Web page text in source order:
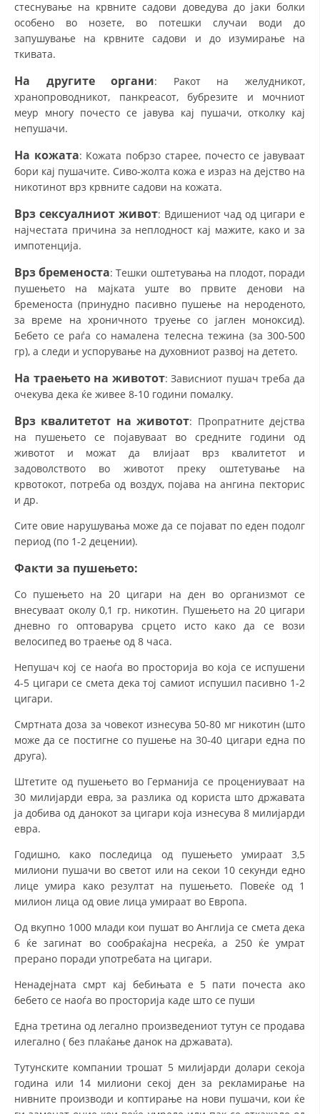
стеснување на крвните садови доведува до јаки болки
особено во нозете, во потешки случаи води до
запушување на крвните садови и до изумирање на
ткивата.
На другите органи: Ракот на желудникот,
хранопроводникот, панкреасот, бубрезите и мочниот
меур многу почесто се јавува кај пушачи, отколку кај
непушачи.
На кожата: Кожата побрзо старее, почесто се јавуваат
бори кај пушачите. Сиво-жолта кожа е израз на дејство на
никотинот врз крвните садови на кожата.
Врз сексуалниот живот: Вдишениот чад од цигари е
најчестата причина за неплодност кај мажите, како и за
импотенција.
Врз бременоста: Тешки оштетувања на плодот, поради
пушењето на мајката уште во првите денови на
бременоста (принудно пасивно пушење на нероденото,
за време на хроничното труење со јаглен моноксид).
Бебето се раѓа со намалена телесна тежина (за 300-500
гр), а следи и успорување на духовниот развој на детето.
На траењето на животот: Зависниот пушач треба да
очекува дека ќе живее 8-10 години помалку.
Врз квалитетот на животот: Пропратните дејства
на пушењето се појавуваат во средните години од
животот и можат да влијаат врз квалитетот и
задоволството во животот преку оштетување на
крвотокот, потреба од воздух, појава на ангина пекторис
и др.
Сите овие нарушувања може да се појават по еден подолг
период (по 1-2 децении).
Факти за пушењето:
Со пушењето на 20 цигари на ден во организмот се
внесуваат околу 0,1 гр. никотин. Пушењето на 20 цигари
дневно го оптоварува срцето исто како да се вози
велосипед во траење од 8 часа.
Непушач кој се наоѓа во просторија во која се испушени
4-5 цигари се смета дека тој самиот испушил пасивно 1-2
цигари.
Смртната доза за човекот изнесува 50-80 мг никотин (што
може да се постигне со пушење на 30-40 цигари една по
друга).
Штетите од пушењето во Германија се процениуваат на
30 милијарди евра, за разлика од користа што државата
ја добива од данокот за цигари која изнесува 8 милијарди
евра.
Годишно, како последица од пушењето умираат 3,5
милиони пушачи во светот или на секои 10 секунди едно
лице умира како резултат на пушењето. Повеќе од 1
милион лица од овие лица умираат во Европа.
Од вкупно 1000 млади кои пушат во Англија се смета дека
6 ќе загинат во сообраќајна несреќа, а 250 ќе умрат
прерано поради употребата на цигари.
Ненадејната смрт кај бебињата е 5 пати почеста ако
бебето се наоѓа во просторија каде што се пуши
Една третина од легално произведениот тутун се продава
илегално ( без плаќање данок на државата).
Тутунските компании трошат 5 милијарди долари секоја
година или 14 милиони секој ден за рекламирање на
нивните производи и коптирање на нови пушачи, кои ќе